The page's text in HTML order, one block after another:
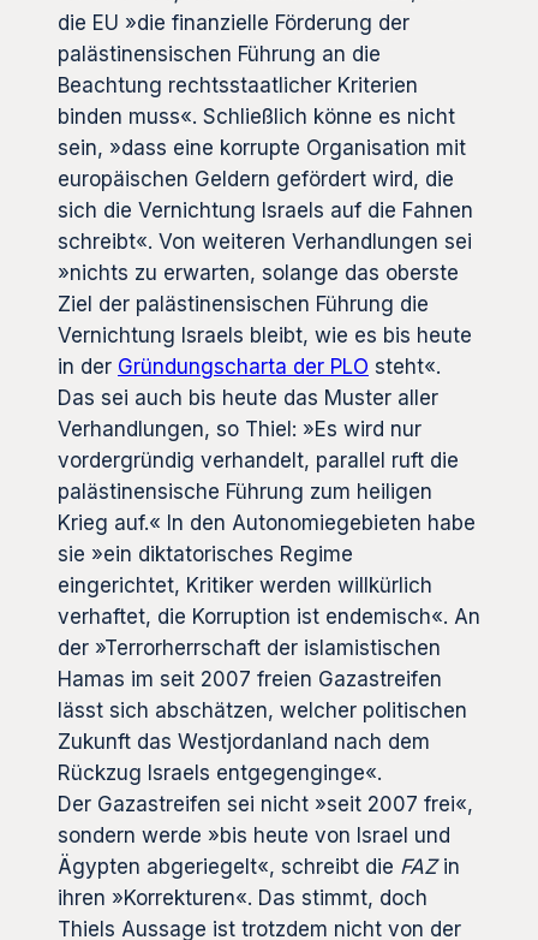
die EU »die finanzielle Förderung der
palästinensischen Führung an die
Beachtung rechtsstaatlicher Kriterien
binden muss«. Schließlich könne es nicht
sein, »dass eine korrupte Organisation mit
europäischen Geldern gefördert wird, die
sich die Vernichtung Israels auf die Fahnen
schreibt«. Von weiteren Verhandlungen sei
»nichts zu erwarten, solange das oberste
Ziel der palästinensischen Führung die
Vernichtung Israels bleibt, wie es bis heute
in der Gründungscharta der PLO steht«.
Das sei auch bis heute das Muster aller
Verhandlungen, so Thiel: »Es wird nur
vordergründig verhandelt, parallel ruft die
palästinensische Führung zum heiligen
Krieg auf.« In den Autonomiegebieten habe
sie »ein diktatorisches Regime
eingerichtet, Kritiker werden willkürlich
verhaftet, die Korruption ist endemisch«. An
der »Terrorherrschaft der islamistischen
Hamas im seit 2007 freien Gazastreifen
lässt sich abschätzen, welcher politischen
Zukunft das Westjordanland nach dem
Rückzug Israels entgegenginge«.
Der Gazastreifen sei nicht »seit 2007 frei«,
sondern werde »bis heute von Israel und
Ägypten abgeriegelt«, schreibt die FAZin
ihren »Korrekturen«. Das stimmt, doch
Thiels Aussage ist trotzdem nicht von der